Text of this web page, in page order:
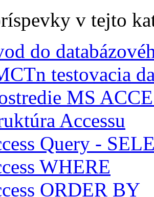
v tejto
do
testovacia
MS
Accessu
Query -
WHERE
ORDER BY